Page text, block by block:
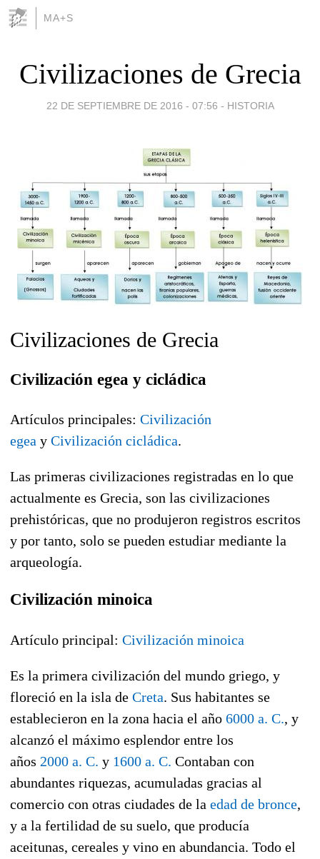
MA+S
Civilizaciones de Grecia
22 DE SEPTIEMBRE DE 2016 - 07:56 - HISTORIA
Civilizaciones de Grecia
Civilización egea y cicládica
Artículos principales: Civilización
egea y Civilización cicládica.
Las primeras civilizaciones registradas en lo que
actualmente es Grecia, son las civilizaciones
prehistóricas, que no produjeron registros escritos
y por tanto, solo se pueden estudiar mediante la
arqueología.
Civilización minoica
Artículo principal: Civilización minoica
Es la primera civilización del mundo griego, y
floreció en la isla de Creta. Sus habitantes se
establecieron en la zona hacia el año 6000 a. C., y
alcanzó el máximo esplendor entre los
años 2000 a. C. y 1600 a. C. Contaban con
abundantes riquezas, acumuladas gracias al
comercio con otras ciudades de la edad de bronce,
y a la fertilidad de su suelo, que producía
aceitunas, cereales y vino en abundancia. Todo el